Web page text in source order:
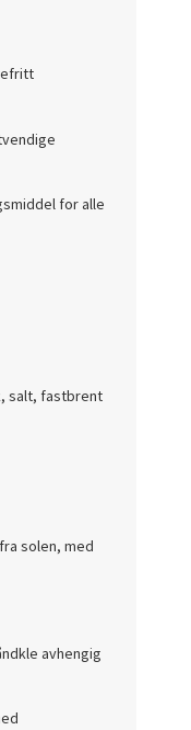
for alle
salt, fastbrent
solen, med
avhengig